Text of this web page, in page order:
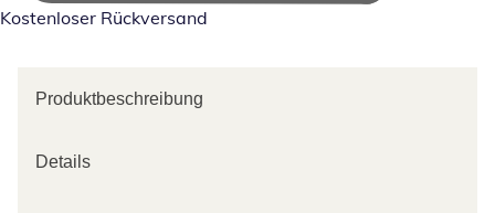
Kostenloser Rückversand
Produktbeschreibung
Details